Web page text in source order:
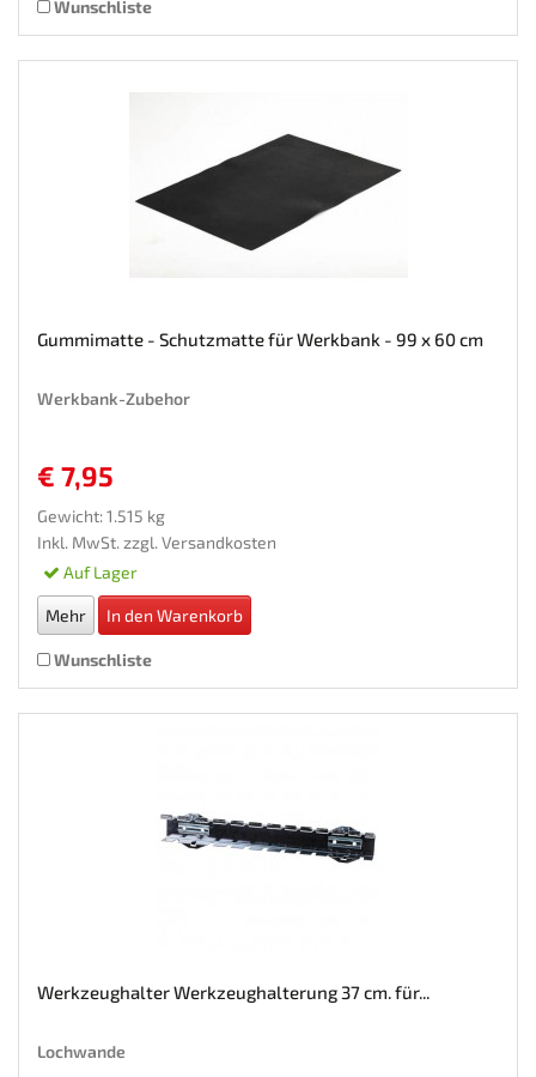
Wunschliste
Gummimatte - Schutzmatte für Werkbank - 99 x 60 cm
Werkbank-Zubehor
€ 7,95
Gewicht: 1.515 kg
Inkl. MwSt. zzgl. Versandkosten
Auf Lager
Mehr In den Warenkorb
Wunschliste
Werkzeughalter Werkzeughalterung 37 cm. für...
Lochwande